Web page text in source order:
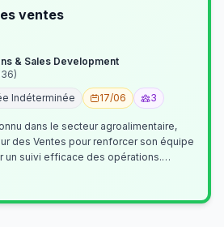
ventes
& Sales Development
Indéterminée
17/06 3
dans le secteur agroalimentaire,
des Ventes pour renforcer son équipe
un suivi efficace des opérations.